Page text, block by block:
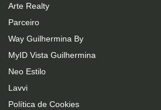
Arte Realty
Parceiro
Way Guilhermina By
MyID Vista Guilhermina
Neo Estilo
Lavvi
Política de Cookies